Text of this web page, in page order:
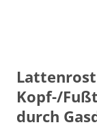
Kopf-/
durch